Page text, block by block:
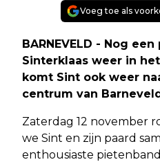
Voeg toe als
BARNEVELD - Nog
Sinterklaas weer in
komt Sint ook weer
centrum van
Zaterdag 12 november
we Sint en zijn paard
enthousiaste